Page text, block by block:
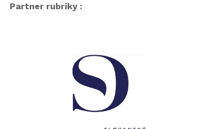
Partner rubriky :